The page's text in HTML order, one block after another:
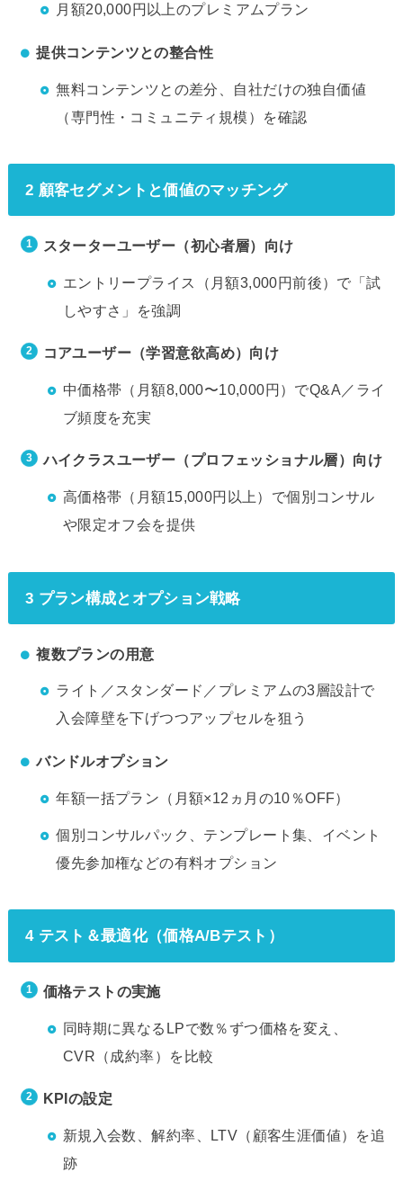
月額20,000円以上のプレミアムプラン
提供コンテンツとの整合性
無料コンテンツとの差分、自社だけの独自価値
（専門性・コミュニティ規模）を確認
2 顧客セグメントと価値のマッチング
スターターユーザー（初心者層）向け
エントリープライス（月額3,000円前後）で「試
しやすさ」を強調
コアユーザー（学習意欲高め）向け
中価格帯（月額8,000〜10,000円）でQ&A／ライ
ブ頻度を充実
ハイクラスユーザー（プロフェッショナル層）向け
高価格帯（月額15,000円以上）で個別コンサル
や限定オフ会を提供
3 プラン構成とオプション戦略
複数プランの用意
ライト／スタンダード／プレミアムの3層設計で
入会障壁を下げつつアップセルを狙う
バンドルオプション
年額一括プラン（月額×12ヵ月の10％OFF）
個別コンサルパック、テンプレート集、イベント
優先参加権などの有料オプション
4 テスト＆最適化（価格A/Bテスト）
価格テストの実施
同時期に異なるLPで数％ずつ価格を変え、
CVR（成約率）を比較
KPIの設定
新規入会数、解約率、LTV（顧客生涯価値）を追
跡